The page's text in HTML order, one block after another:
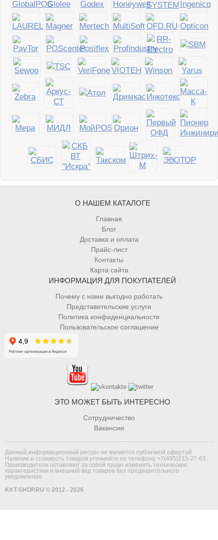
О НАШЕМ КАТАЛОГЕ
Главная
Блог
Доставка и оплата
Прайс-лист
Контакты
Карта сайта
ИНФОРМАЦИЯ ДЛЯ ПОКУПАТЕЛЕЙ
Почему с нами выгодно работать
Представительские услуги
Политика конфиденциальности
Пользовательское соглашение
ЭТО МОЖЕТ БЫТЬ ИНТЕРЕСНО
Сотрудничество
Вакансии
Данный информационный ресурс не является публичной офертой.
Наличие и стоимость товаров уточняйте по телефону +7(495)215-27-63
Производители оставляют за собой право изменять технические
характеристики и внешний вид товаров без предварительного
уведомления.
KKT-SHOP.RU © 2012 - 2026